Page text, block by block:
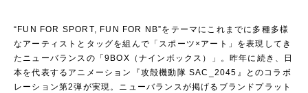
“FUN FOR SPORT, FUN FOR NB”をテーマにこれまでに多種多様
なアーティストとタッグを組んで「スポーツ×アート」を表現してき
たニューバランスの「9BOX（ナインボックス）」。昨年に続き、日
本を代表するアニメーション『攻殻機動隊 SAC_2045』とのコラボ
レーション第2弾が実現。ニューバランスが掲げるブランドプラット